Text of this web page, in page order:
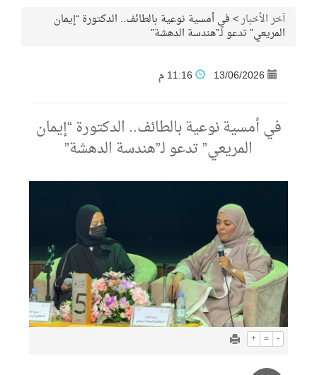
آخر الأخبار>في أمسية نوعية بالطائف.. الدكتورة “إيمان
المريعي” تدعو لـ”هندسة الدهشة”
13/06/2026
في أمسية نوعية بالطائف.. الدكتورة “إيمان
المريعي” تدعو لـ”هندسة الدهشة”
+ = -